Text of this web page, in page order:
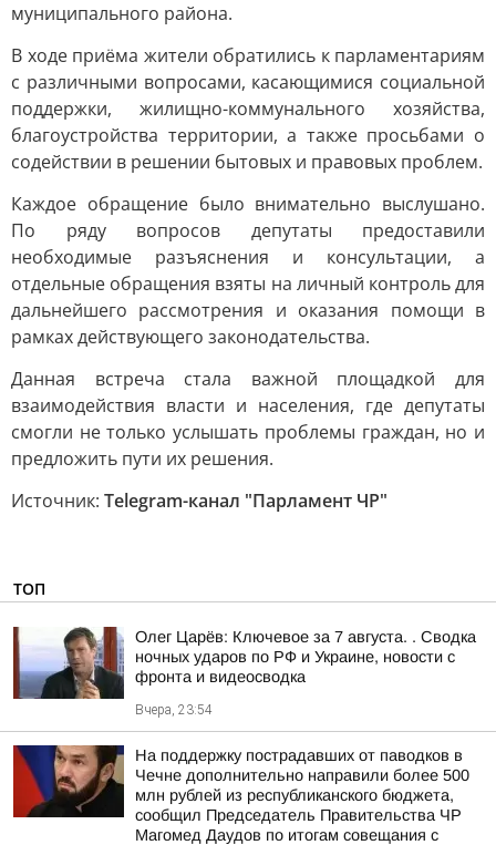
муниципального района.
В ходе приёма жители обратились к парламентариям
с различными вопросами, касающимися социальной
поддержки, жилищно-коммунального хозяйства,
благоустройства территории, а также просьбами о
содействии в решении бытовых и правовых проблем.
Каждое обращение было внимательно выслушано.
По ряду вопросов депутаты предоставили
необходимые разъяснения и консультации, а
отдельные обращения взяты на личный контроль для
дальнейшего рассмотрения и оказания помощи в
рамках действующего законодательства.
Данная встреча стала важной площадкой для
взаимодействия власти и населения, где депутаты
смогли не только услышать проблемы граждан, но и
предложить пути их решения.
Источник: Telegram-канал "Парламент ЧР"
ТОП
Олег Царёв: Ключевое за 7 августа. . Сводка
ночных ударов по РФ и Украине, новости с
фронта и видеосводка
Вчера, 23:54
На поддержку пострадавших от паводков в
Чечне дополнительно направили более 500
млн рублей из республиканского бюджета,
сообщил Председатель Правительства ЧР
Магомед Даудов по итогам совещания с